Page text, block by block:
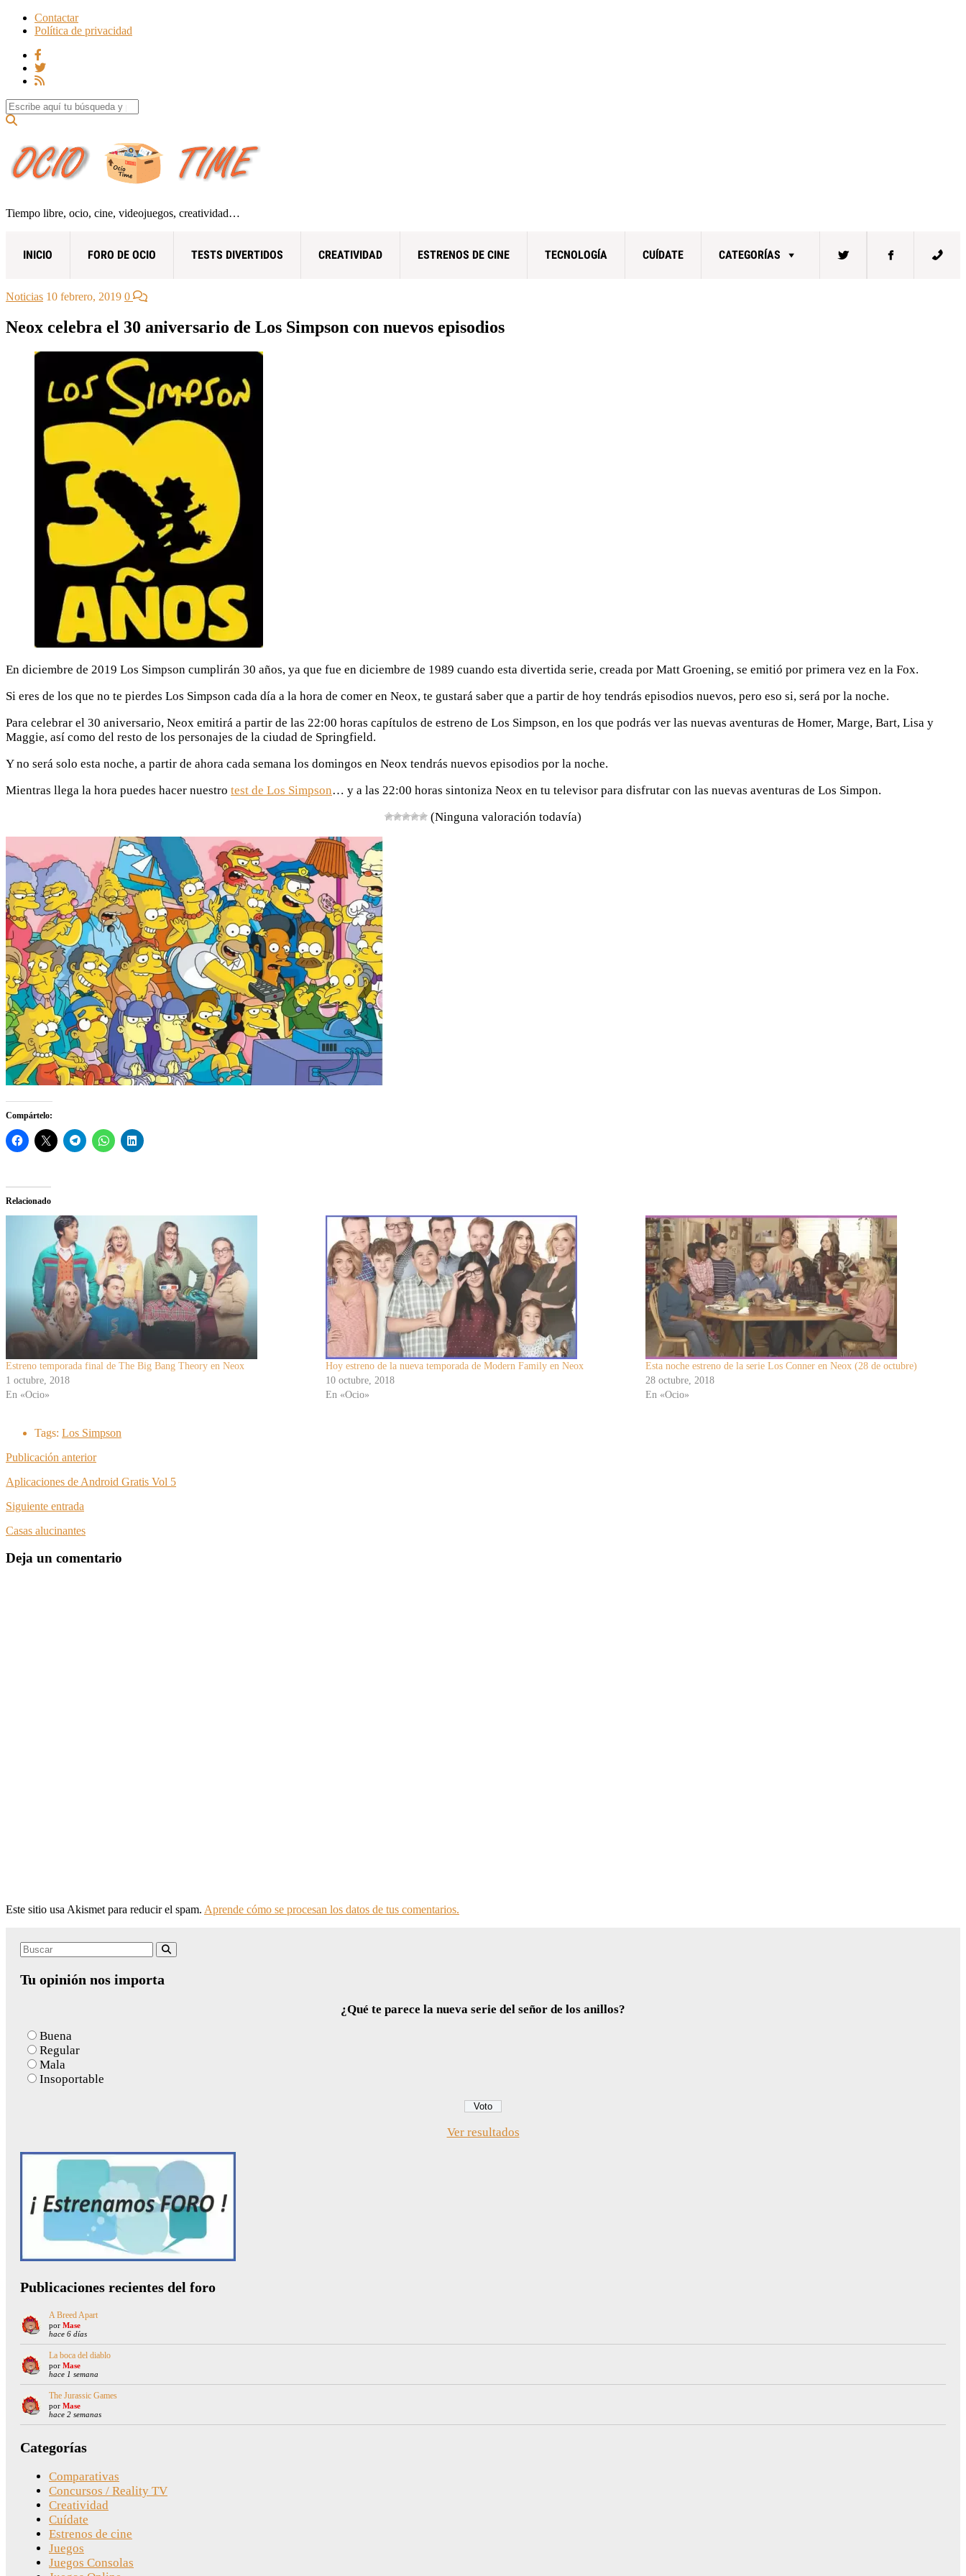
Contactar
Política de privacidad
Search for:
Tiempo libre, ocio, cine, videojuegos, creatividad…
INICIO FORO DE OCIO TESTS DIVERTIDOS CREATIVIDAD ESTRENOS DE CINE TECNOLOGÍA CUÍDATE CATEGORÍAS
Noticias 10 febrero, 2019 0
Neox celebra el 30 aniversario de Los Simpson con nuevos episodios
En diciembre de 2019 Los Simpson cumplirán 30 años, ya que fue en diciembre de 1989 cuando esta divertida serie, creada por Matt Groening, se emitió por primera vez en la Fox.
Si eres de los que no te pierdes Los Simpson cada día a la hora de comer en Neox, te gustará saber que a partir de hoy tendrás episodios nuevos, pero eso si, será por la noche.
Para celebrar el 30 aniversario, Neox emitirá a partir de las 22:00 horas capítulos de estreno de Los Simpson, en los que podrás ver las nuevas aventuras de Homer, Marge, Bart, Lisa y
Maggie, así como del resto de los personajes de la ciudad de Springfield.
Y no será solo esta noche, a partir de ahora cada semana los domingos en Neox tendrás nuevos episodios por la noche.
Mientras llega la hora puedes hacer nuestro test de Los Simpson… y a las 22:00 horas sintoniza Neox en tu televisor para disfrutar con las nuevas aventuras de Los Simpon.
(Ninguna valoración todavía)
Compártelo:
Relacionado
Estreno temporada final de The Big Bang Theory en Neox
1 octubre, 2018
En «Ocio»
Hoy estreno de la nueva temporada de Modern Family en Neox
10 octubre, 2018
En «Ocio»
Esta noche estreno de la serie Los Conner en Neox (28 de octubre)
28 octubre, 2018
En «Ocio»
Tags: Los Simpson
Publicación anterior
Aplicaciones de Android Gratis Vol 5
Siguiente entrada
Casas alucinantes
Deja un comentario
Este sitio usa Akismet para reducir el spam. Aprende cómo se procesan los datos de tus comentarios.
Search
Tu opinión nos importa
¿Qué te parece la nueva serie del señor de los anillos?
Buena
Regular
Mala
Insoportable
Ver resultados
Publicaciones recientes del foro
A Breed Apart
por Mase
hace 6 días
La boca del diablo
por Mase
hace 1 semana
The Jurassic Games
por Mase
hace 2 semanas
Categorías
Comparativas
Concursos / Reality TV
Creatividad
Cuídate
Estrenos de cine
Juegos
Juegos Consolas